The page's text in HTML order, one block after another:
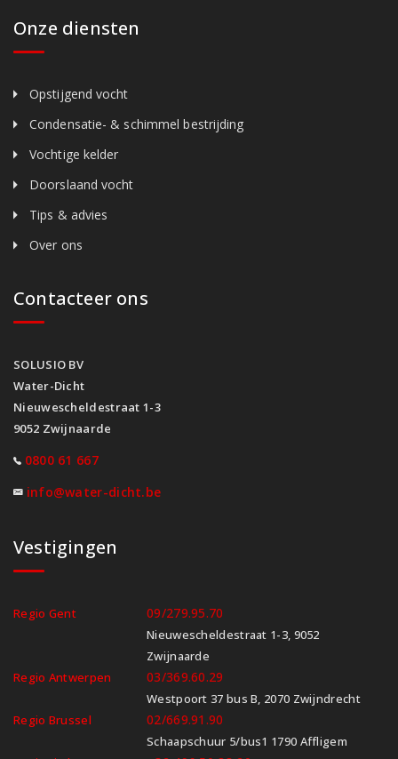
Onze diensten
Opstijgend vocht
Condensatie- & schimmel bestrijding
Vochtige kelder
Doorslaand vocht
Tips & advies
Over ons
Contacteer ons
SOLUSIO BV
Water-Dicht
Nieuwescheldestraat 1-3
9052 Zwijnaarde
0800 61 667
info@water-dicht.be
Vestigingen
Regio Gent 09/279.95.70
Nieuwescheldestraat 1-3, 9052
Zwijnaarde
Regio Antwerpen
03/369.60.29
Westpoort 37 bus B, 2070 Zwijndrecht
Regio Brussel
02/669.91.90
Schaapschuur 5/bus1 1790 Affligem